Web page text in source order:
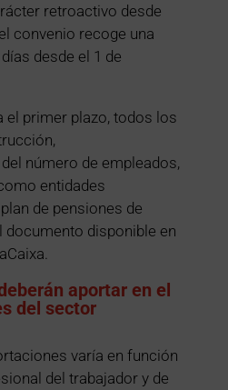
retroactivo desde
convenio recoge una
desde el 1 de
el primer plazo, todos los
número de empleados,
entidades
de pensiones de
documento disponible en
aportar en el
del sector
varía en función
del trabajador y de